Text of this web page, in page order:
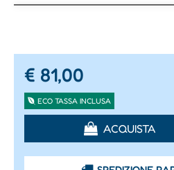
€ 81,00
ECO TASSA INCLUSA
ACQUISTA